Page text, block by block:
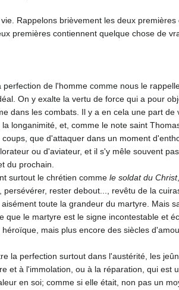
Rappelons brièvement les deux
premières contiennent quelque chose de
de l'homme comme nous le
On y exalte la vertu de force qui a pour
dans les combats. Il y a en cela une part de
longanimité, et, comme le note saint
que d'attaquer dans un moment
ou d'aviateur, et il s'y mêle souvent
du prochain.
surtout le chrétien comme le soldat du Christ
rester debout..., revêtu de la
toute la grandeur du martyre. Mais
que le martyre est le signe incontestable et
mais plus encore des siècles
la perfection surtout dans l'austérité, les
et à l'immolation, ou à la réparation, qui est
en soi; comme si elle était, non pas un